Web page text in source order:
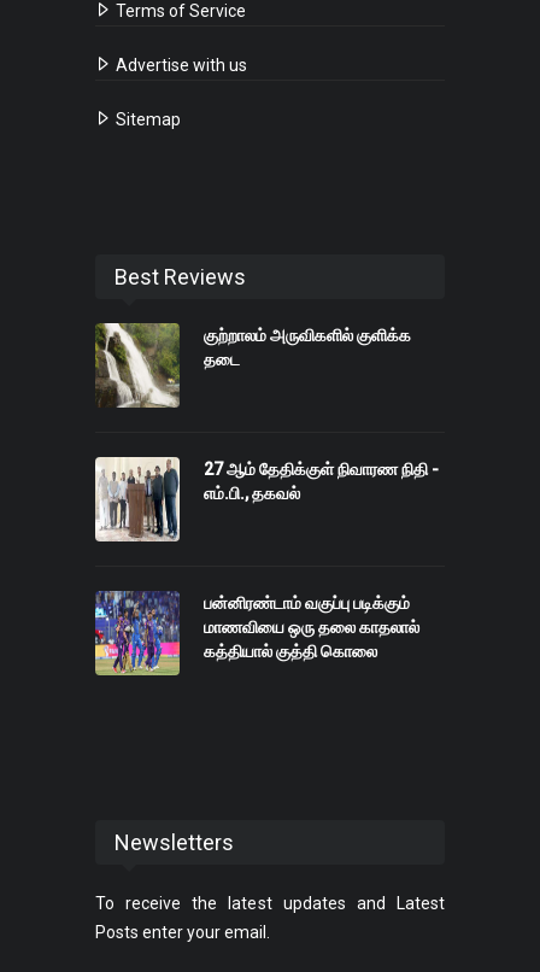
Terms of Service
Advertise with us
Sitemap
Best Reviews
குற்றாலம் அருவிகளில் குளிக்க
தடை
27 ஆம் தேதிக்குள் நிவாரண நிதி -
எம்.பி., தகவல்
பன்னிரண்டாம் வகுப்பு படிக்கும்
மாணவியை ஒரு தலை காதலால்
கத்தியால் குத்தி கொலை
Newsletters
To receive the latest updates and Latest
Posts enter your email.